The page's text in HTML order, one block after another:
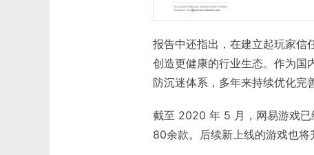
报告中还指出，在建立起玩家信
创造更健康的行业生态。作为国
防沉迷体系，多年来持续优化完
截至 2020 年 5 月，网易游戏已
80余款。后续新上线的游戏也将